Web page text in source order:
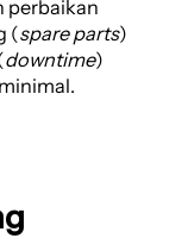
perbaikan
(spare parts)
downtime)